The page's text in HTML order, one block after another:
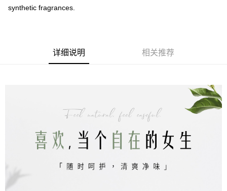
synthetic fragrances.
详细说明 相关推荐